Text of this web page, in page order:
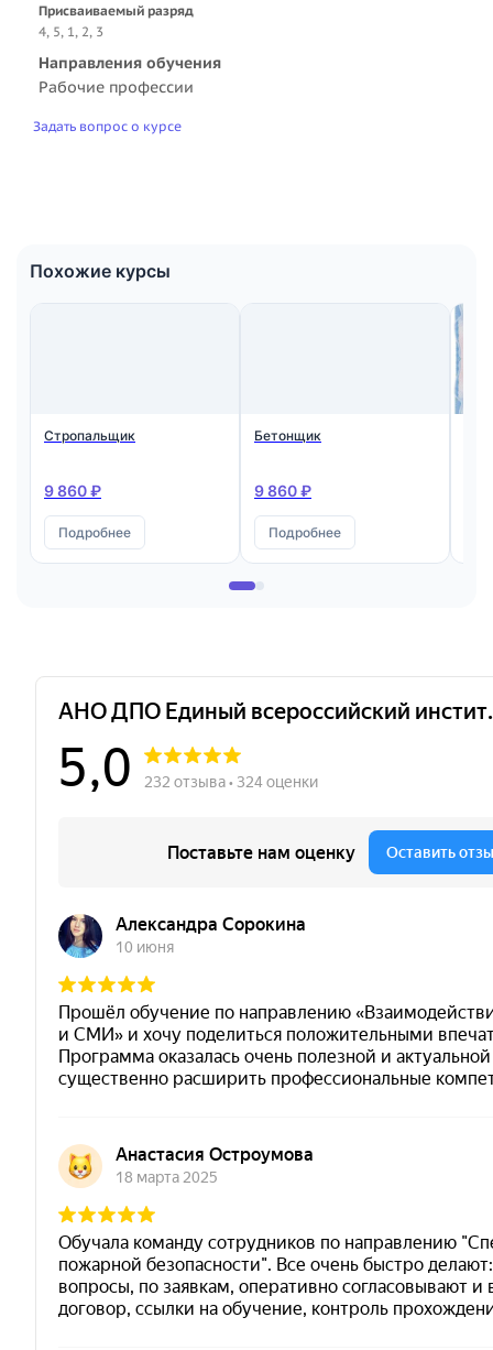
Присваиваемый разряд
4, 5, 1, 2, 3
Направления обучения
Рабочие профессии
Задать вопрос о курсе
Похожие курсы
Стропальщик
9 860 ₽
Подробнее
Бетонщик
9 860 ₽
Подробнее